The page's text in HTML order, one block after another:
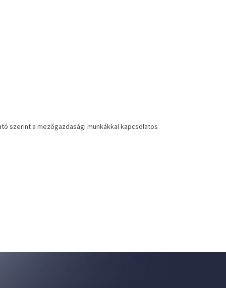
szerint a mezőgazdasági munkákkal kapcsolatos